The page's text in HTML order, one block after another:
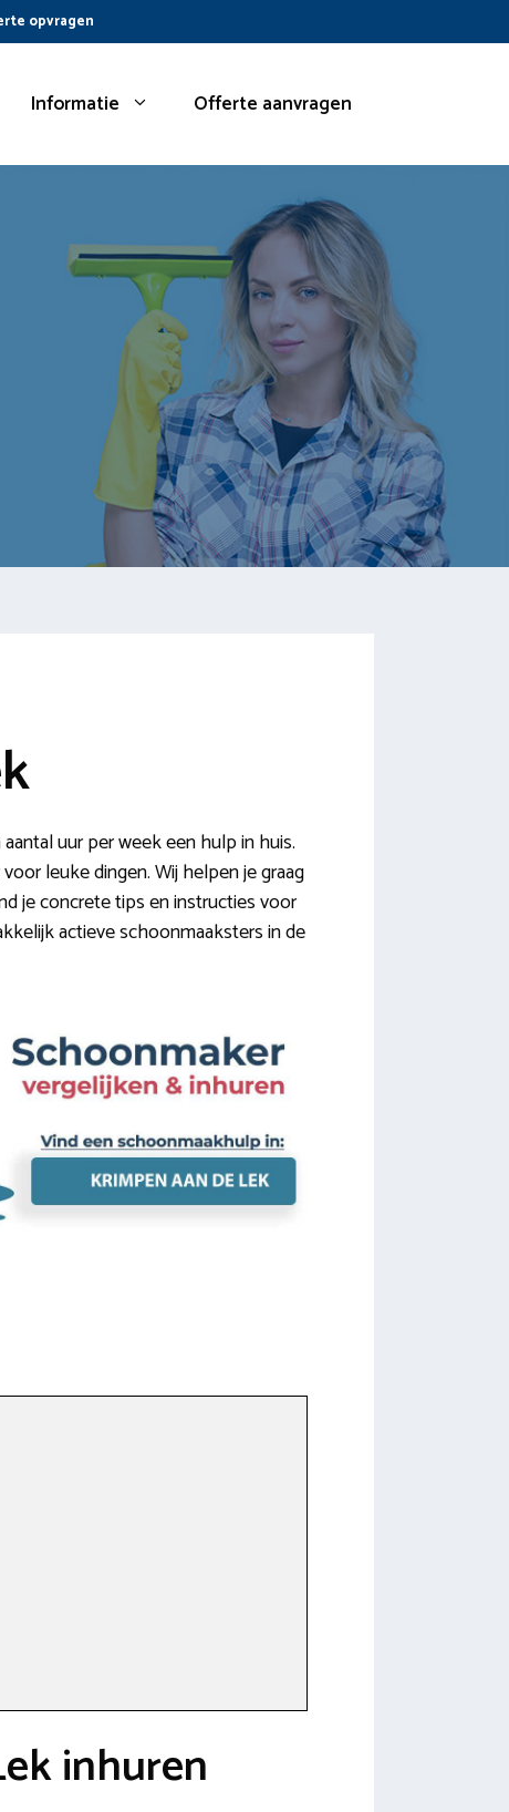
opvragen
Informatie Offerte aanvragen
uur per week een hulp in huis.
leuke dingen. Wij helpen je graag
je concrete tips en instructies voor
actieve schoonmaaksters in de
inhuren